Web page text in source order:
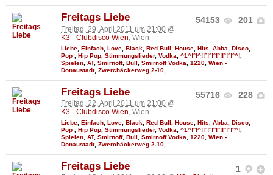
54153 201
Freitags Liebe
Freitag, 29. April 2011 um 21:00 @
K3 - Clubdisco Wien , Wien
Liebe Einfach Love Black Red Bull House Hits Abba Disco
Pop
Hip Pop Stimmungslieder, Vodka ^1^!°!^!!°!°!°!°!!°!°!°^!
Spielen AT, Smirnoff, Bull Smirnoff Vodka 1220 Wien -
Donaustadt, Zwerchäckerweg 2-10
55716 228
Freitags Liebe
Freitag, 22. April 2011 um 21:00 @
K3 - Clubdisco Wien, Wien
Liebe Einfach Love Black Red Bull House Hits Abba Disco
Pop
Hip Pop Stimmungslieder, Vodka ^1^!°!^!!°!°!°!°!!°!°!°^!
Spielen AT, Smirnoff, Bull Smirnoff Vodka 1220 Wien -
Donaustadt, Zwerchäckerweg 2-10
1
Freitags Liebe